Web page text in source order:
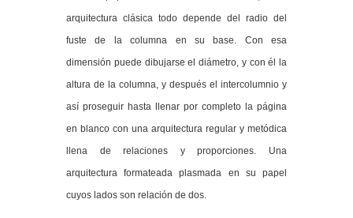
arquitectura clásica todo depende del radio del
fuste de la columna en su base. Con esa
dimensión puede dibujarse el diámetro, y con él la
altura de la columna, y después el intercolumnio y
así proseguir hasta llenar por completo la página
en blanco con una arquitectura regular y metódica
llena de relaciones y proporciones. Una
arquitectura formateada plasmada en su papel
cuyos lados son relación de dos.